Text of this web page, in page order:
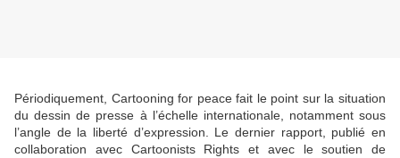
Périodiquement, Cartooning for peace fait le point sur la situation
du dessin de presse à l’échelle internationale, notamment sous
l’angle de la liberté d’expression. Le dernier rapport, publié en
collaboration avec Cartoonists Rights et avec le soutien de